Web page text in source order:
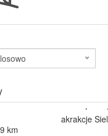
losowo
km
akrakcje